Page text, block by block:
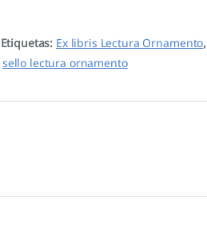
Etiquetas: Ex libris Lectura Ornamento,
sello lectura ornamento